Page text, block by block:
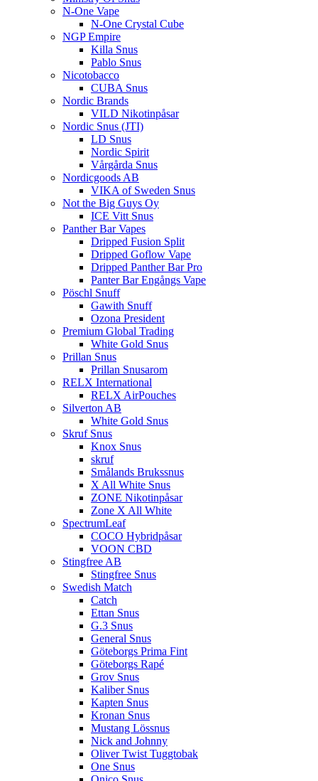
N-One Vape
N-One Crystal Cube
NGP Empire
Killa Snus
Pablo Snus
Nicotobacco
CUBA Snus
Nordic Brands
VILD Nikotinpåsar
Nordic Snus (JTI)
LD Snus
Nordic Spirit
Vårgårda Snus
Nordicgoods AB
VIKA of Sweden Snus
Not the Big Guys Oy
ICE Vitt Snus
Panther Bar Vapes
Dripped Fusion Split
Dripped Goflow Vape
Dripped Panther Bar Pro
Panter Bar Engångs Vape
Pöschl Snuff
Gawith Snuff
Ozona President
Premium Global Trading
White Gold Snus
Prillan Snus
Prillan Snusarom
RELX International
RELX AirPouches
Silverton AB
White Gold Snus
Skruf Snus
Knox Snus
skruf
Smålands Brukssnus
X All White Snus
ZONE Nikotinpåsar
Zone X All White
SpectrumLeaf
COCO Hybridpåsar
VOON CBD
Stingfree AB
Stingfree Snus
Swedish Match
Catch
Ettan Snus
G.3 Snus
General Snus
Göteborgs Prima Fint
Göteborgs Rapé
Grov Snus
Kaliber Snus
Kapten Snus
Kronan Snus
Mustang Lössnus
Nick and Johnny
Oliver Twist Tuggtobak
One Snus